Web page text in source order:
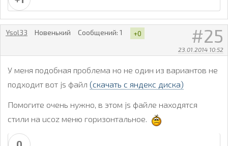
25
23.01.2014 10:52
Ysol33 Новенький Сообщений: 1 +0
У меня подобная проблема но не один из вариантов не
подходит вот js файл (скачать с яндекс диска)
Помогите очень нужно, в этом js файле находятся
стили на ucoz меню горизонтальное.